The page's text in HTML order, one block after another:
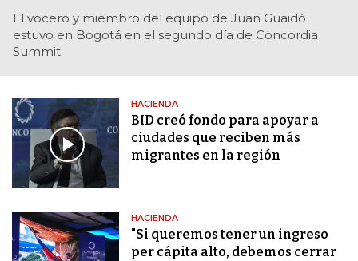
El vocero y miembro del equipo de Juan Guaidó
estuvo en Bogotá en el segundo día de Concordia
Summit
HACIENDA
BID creó fondo para apoyar a
ciudades que reciben más
migrantes en la región
HACIENDA
"Si queremos tener un ingreso
per cápita alto, debemos cerrar